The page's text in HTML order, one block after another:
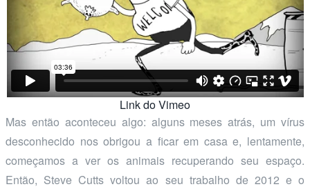
Link do Vimeo
Mas então aconteceu algo: alguns meses atrás, um vírus
desconhecido nos obrigou a ficar em casa e, lentamente,
começamos a ver os animais recuperando seu espaço.
Então, Steve Cutts voltou ao seu trabalho de 2012 e o